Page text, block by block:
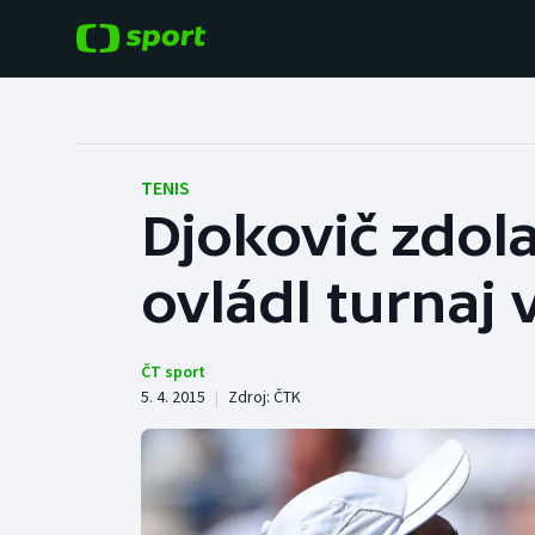
Hokej
Tenis
Cyklistika
Baseball a softbal
Basketbal
Boby a skeleton
Box
TENIS
Djokovič
ovládl turnaj
ČT sport
5. 4. 2015 | Zdroj: ČTK